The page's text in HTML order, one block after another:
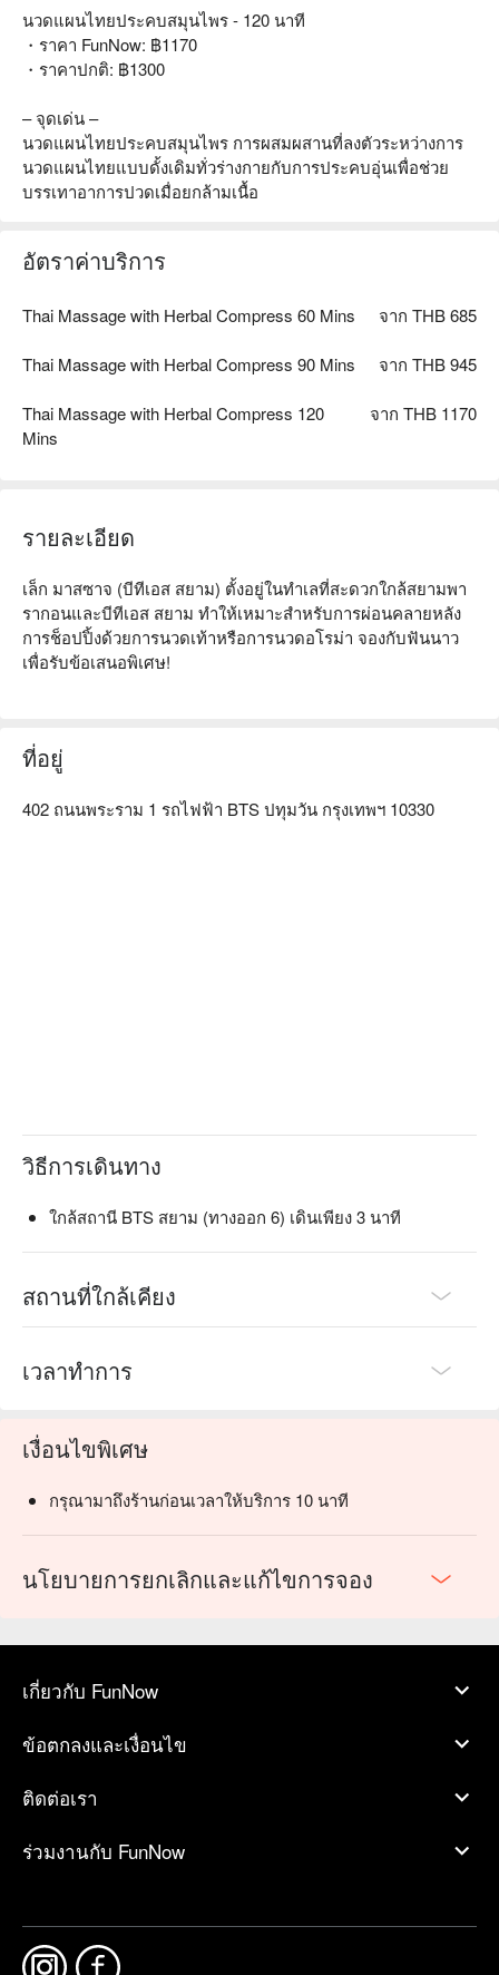
นวดแผนไทยประคบสมุนไพร - 120 นาที
・ราคา FunNow: ฿1170
・ราคาปกติ: ฿1300
– จุดเด่น –
นวดแผนไทยประคบสมุนไพร การผสมผสานที่ลงตัวระหว่างการ
นวดแผนไทยแบบดั้งเดิมทั่วร่างกายกับการประคบอุ่นเพื่อช่วย
บรรเทาอาการปวดเมื่อยกล้ามเนื้อ
อัตราค่าบริการ
Thai Massage with Herbal Compress 60 Mins จาก THB 685
Thai Massage with Herbal Compress 90 Mins จาก THB 945
Thai Massage with Herbal Compress 120
Mins
จาก THB 1170
รายละเอียด
เล็ก มาสซาจ (บีทีเอส สยาม) ตั้งอยู่ในทำเลที่สะดวกใกล้สยามพา
รากอนและบีทีเอส สยาม ทำให้เหมาะสำหรับการผ่อนคลายหลัง
การช็อปปิ้งด้วยการนวดเท้าหรือการนวดอโรม่า จองกับฟันนาว
เพื่อรับข้อเสนอพิเศษ!
ที่อยู่
402 ถนนพระราม 1 รถไฟฟ้า BTS ปทุมวัน กรุงเทพฯ 10330
วิธีการเดินทาง
ใกล้สถานี BTS สยาม (ทางออก 6) เดินเพียง 3 นาที
สถานที่ใกล้เคียง
เวลาทำการ
เงื่อนไขพิเศษ
กรุณามาถึงร้านก่อนเวลาให้บริการ 10 นาที
นโยบายการยกเลิกและแก้ไขการจอง
เกี่ยวกับ FunNow
ข้อตกลงและเงื่อนไข
ติดต่อเรา
ร่วมงานกับ FunNow